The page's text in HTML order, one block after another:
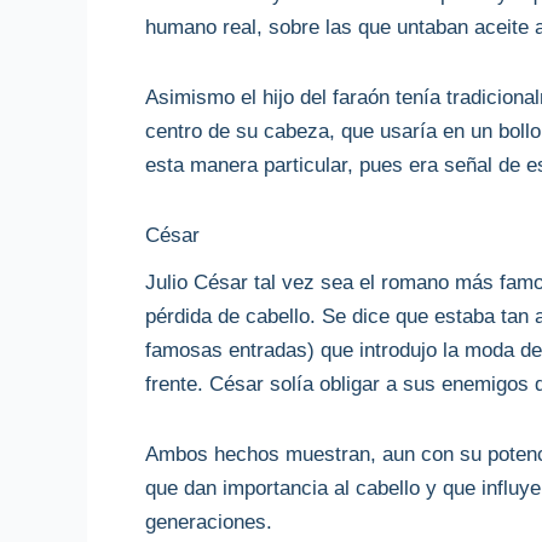
humano real, sobre las que untaban aceite
Asimismo el hijo del faraón tenía
centro de su cabeza, que usaría en un
esta manera particular, pues era señal de
César
Julio César tal vez sea el romano más
pérdida de cabello. Se dice que estaba
famosas entradas) que introdujo la moda
frente. César solía obligar a sus enemigos
Ambos hechos muestran, aun con su
que dan importancia al cabello y que
generaciones.